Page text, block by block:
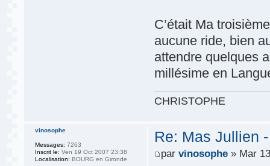
C’était Ma
aucune ride, bien
attendre quelques
millésime en
CHRISTOPHE
Re: Mas Jullien
parvinosophe » Mar
vinosophe
Messages: 7263
Inscrit le: Ven 19 Oct 2007 23:38
Localisation: BOURG en Gironde